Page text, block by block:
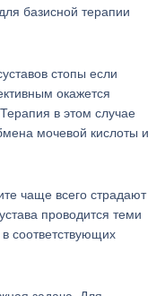
базисной терапии
стопы если
окажется
в этом случае
мочевой кислоты и
чаще всего страдают
проводится теми
соответствующих